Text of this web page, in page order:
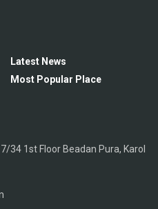
Latest News
Most Popular Place
34 1st Floor Beadan Pura, Karol